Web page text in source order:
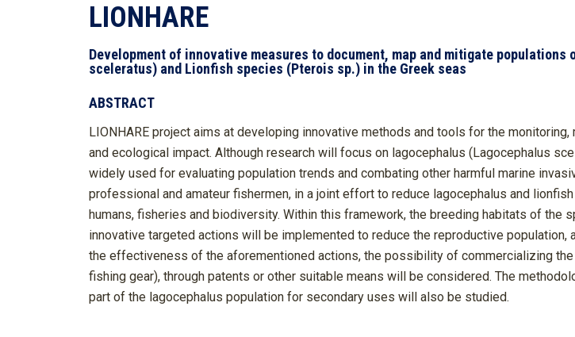
LIONHARE
Development of innovative measures to document, map and mitigate
sceleratus) and Lionfish species (Pterois sp.) in the Greek seas
ABSTRACT
LIONHARE project aims at developing innovative methods and tools for the
and ecological impact. Although research will focus on lagocephalus (Lagocephalus
widely used for evaluating population trends and combating other harmful marine
professional and amateur fishermen, in a joint effort to reduce lagocephalus and
humans, fisheries and biodiversity. Within this framework, the breeding habitats of
innovative targeted actions will be implemented to reduce the reproductive
the effectiveness of the aforementioned actions, the possibility of commercializing
fishing gear), through patents or other suitable means will be considered. The
part of the lagocephalus population for secondary uses will also be studied.